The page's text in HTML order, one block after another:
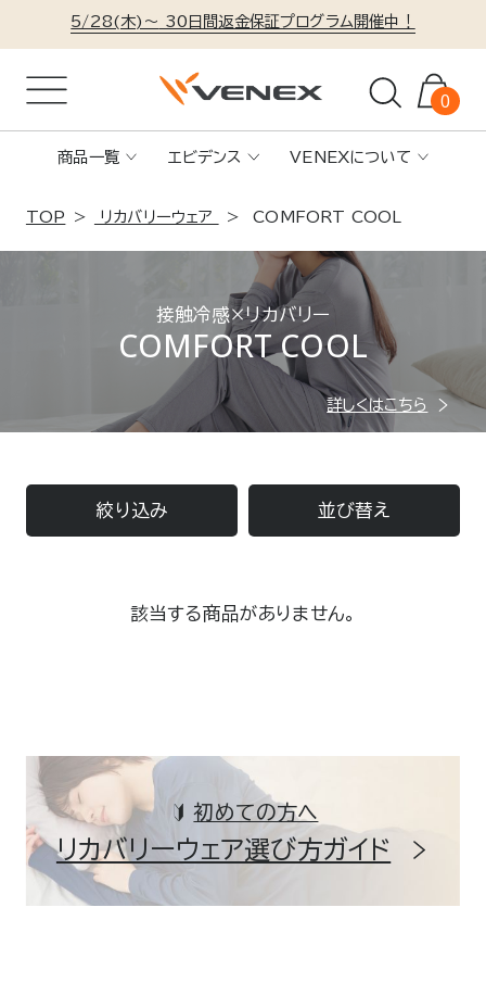
5/28(木)～ 30日間返金保証プログラム開催中！
0
商品一覧 エビデンス VENEXについて
TOP リカバリーウェア COMFORT COOL
接触冷感×リカバリー
COMFORT COOL
詳しくはこちら
絞り込み 並び替え
該当する商品がありません。
初めての方へ
リカバリーウェア選び方ガイド